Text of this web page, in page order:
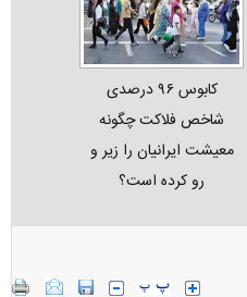
کابوس ۹۶ درصدی
شاخص فلاکت چگونه
معیشت ایرانیان را زیر و
رو کرده است؟